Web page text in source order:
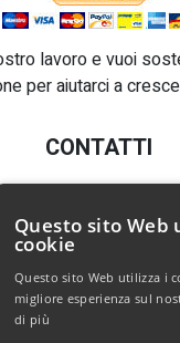
lavoro e vuoi
per aiutarci a
CONTATTI
E-mail:
Questo sito Web
cookie
Questo sito Web utilizza i
migliore esperienza sul
di più